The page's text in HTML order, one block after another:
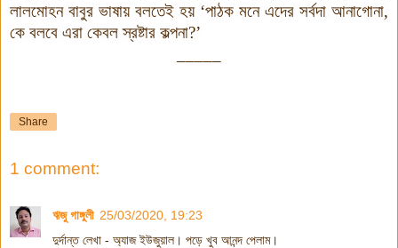
লালমোহন বাবুর ভাষায় বলতেই হয় ‘পাঠক মনে এদের সর্বদা আনাগোনা,
কে বলবে এরা কেবল স্রষ্টার কল্পনা?’
Share
1 comment:
ঋজু গাঙ্গুলী 25/03/2020, 19:23
দুর্দান্ত লেখা - অ্যাজ ইউজুয়াল। পড়ে খুব আনন্দ পেলাম।